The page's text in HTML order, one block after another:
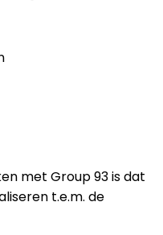
met Group 93 is dat
t.e.m. de